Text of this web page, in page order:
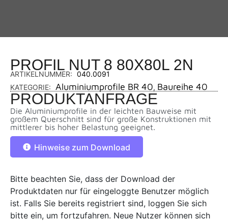
PROFIL NUT 8 80X80L 2N
ARTIKELNUMMER: 040.0091
KATEGORIE:
Aluminiumprofile BR 40, Baureihe 40
PRODUKTANFRAGE
Die Aluminiumprofile in der leichten Bauweise mit
großem Querschnitt sind für große Konstruktionen mit
mittlerer bis hoher Belastung geeignet.
Hinweise zum Download
Bitte beachten Sie, dass der Download der
Produktdaten nur für eingeloggte Benutzer möglich
ist. Falls Sie bereits registriert sind, loggen Sie sich
bitte ein, um fortzufahren. Neue Nutzer können sich